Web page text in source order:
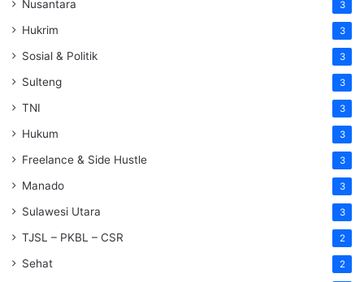
Nusantara 3
Hukrim 3
Sosial & Politik 3
Sulteng 3
TNI 3
Hukum 3
Freelance & Side Hustle 3
Manado 3
Sulawesi Utara 3
TJSL – PKBL – CSR 2
Sehat 2